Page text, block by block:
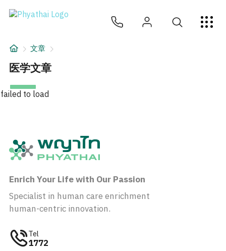
ZH ไทย English
文章
关于我们
文章
医学文章
failed to load
Enrich Your Life with Our Passion
Specialist in human care enrichment
human-centric innovation.
Tel
1772